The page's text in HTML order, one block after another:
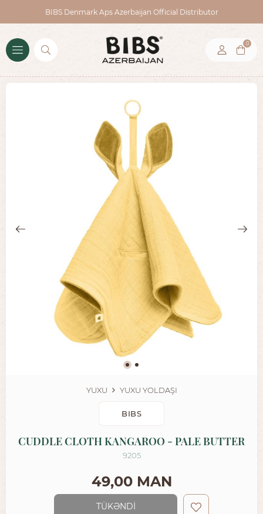
BIBS Denmark Aps Azerbaijan Official Distributor
0
YUXU YUXU YOLDAŞI
BIBS
CUDDLE CLOTH KANGAROO - PALE BUTTER
9205
49,00 MAN
TÜKƏNDİ